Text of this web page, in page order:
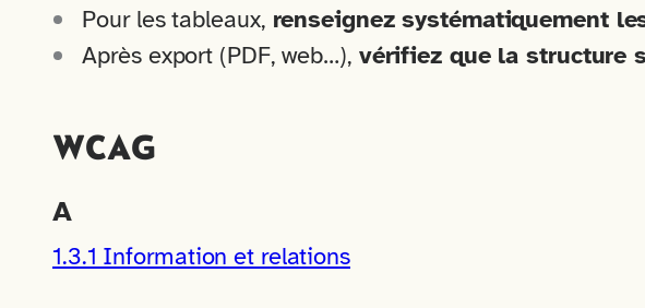
Pour les tableaux, renseignez systématiquement
Après export (PDF, web…), vérifiez que la structure
WCAG
A
1.3.1 Information et relations